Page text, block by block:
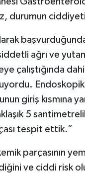
durumun
ağrı ve
çalıştığında
giriş kısmına
5
tespit ettik.”
parçasının
ve ciddi risk